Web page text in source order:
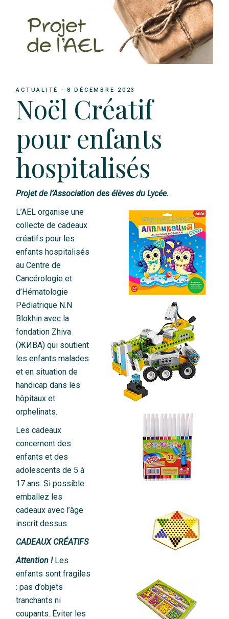
ACTUALITÉ 8 DÉCEMBRE 2023
Noël Créatif
pour enfants
hospitalisés
Projet de l’Association des élèves du Lycée.
L’AEL organise une
collecte de cadeaux
créatifs pour les
enfants hospitalisés
au Centre de
Cancérologie et
d’Hématologie
Pédiatrique N.N
Blokhin avec la
fondation Zhiva
(ЖИВА) qui soutient
les enfants malades
et en situation de
handicap dans les
hôpitaux et
orphelinats.
Les cadeaux
concernent des
enfants et des
adolescents de 5 à
17 ans. Si possible
emballez les
cadeaux avec l’âge
inscrit dessus.
CADEAUX CRÉATIFS
Attention ! Les
enfants sont fragiles
: pas d’objets
tranchants ni
coupants. Éviter les